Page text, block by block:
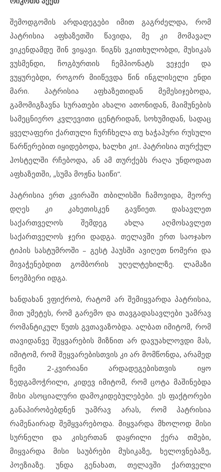
შემოდგომის არდადეგები იმით გაგრძელდა, რომ
პატრისია აფხაზეთში წავიდა, მე კი მომავალ
ვიკენდამდე შინ ვიყავი. წიგნს ვკითხულობდი, მუსიკას
ვუსმენდი, ჩოგბურთის ჩემპიონატს ვეჯექი და
ვუყურებდი, როგორ მიიწევდა წინ ინგლისელი ენდი
მარი. პატრისია აფხაზეთიდან მემესიჯებოდა,
გამომიგზავნა სურათები ახალი ათონიდან, მაიმუნების
სამეცნიერო კვლევითი ცენტრიდან, სოხუმიდან, სადაც
ყველაფერი ქართული ჩურჩხელა თუ ხაჭაპური რუსული
წარწერებით იყიდებოდა, ხალხი კი!.. პატრისია თურქულ
ჰოსტელში რჩებოდა, ან ამ თურქებს რაღა უნდოდათ
აფხაზეთში, „სუმა მოჟნა საიწი“.
პატრისია ერთ კვირაში თბილისში ჩამოვიდა, მეორე
დღეს კი კახეთისკენ გავწიეთ. დასავლეთ
საქართველოს შემდეგ ახლა აღმოსავლეთ
საქართველოს ჯერი დადგა. თელავში ერთ საოჯახო
ტიპის სასტუმროში – გესტ ჰაუსში ავიღეთ ნომერი და
მივაჭენებდით გომბორის უღელტეხილზე. ლამაზი
ნოემბერი იდგა.
ხანდახან ვფიქრობ, რატომ არ შემიყვარდა პატრისია,
მით უმეტეს, რომ გარემო და თავგადასავლები უამრავ
რომანტიკულ წუთს გვთავაზობდა. ალბათ იმიტომ, რომ
თავიდანვე შეყვარების მიზნით არ დავუახლოვდი მას,
იმიტომ, რომ შეყვარებისთვის კი არ მომწონდა, არამედ
ჩემი 2-კვირიანი არდადეგებისთვის იყო
ზედგამოჭრილი, კიდევ იმიტომ, რომ ცოტა მაშინებდა
მისი ასოციალური დამოკიდებულებები. ეს ფაქტორები
განაპირობებდნენ უამრავ არას, რომ პატრისია
რამენაირად შემყვარებოდა. მიყვარდა მხოლოდ მისი
სურნელი და კისერთან დაყრილი ქერა თმები,
მიყვარდა მისი საუბრები მუსიკაზე, ხელოვნებაზე,
პოეზიაზე. უნდა გენახათ, თელავში ქართველი